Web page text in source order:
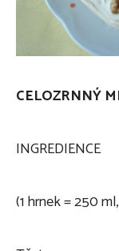
CELOZRNNÝ
INGREDIENCE
(1 hrnek = 250